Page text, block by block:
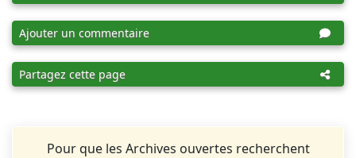
Ajouter un commentaire
Partagez cette page
Pour que les Archives ouvertes recherchent